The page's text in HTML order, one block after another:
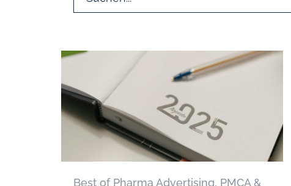
Best of Pharma Advertising, PMCA &